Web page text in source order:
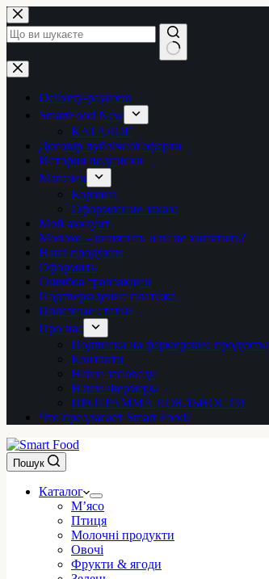
Перейти
до
вмісту
Немає
результатів
Delivery-payment
SmartFood New
КАТАЛОГ
Договір публічної оферти
История подписки
Магазин
Корзина
Оформление заказа
Мой аккаунт
Молоко – кипятить или не кипятить?
Наші продукти
Оформить
Ошибка транзакции
Подтверждение платежа
Полезные статьи
Про нас
Подписка на фермерские продукты
Контакти
Наши заповеди
Наши Фермеры
ПРОГРАММА ЛОЯЛЬНОСТИ
Что предлагает Smart Food?
Пошук
Каталог
М’ясо
Птиця
Молочні продукти
Овочі
Фрукти & ягоди